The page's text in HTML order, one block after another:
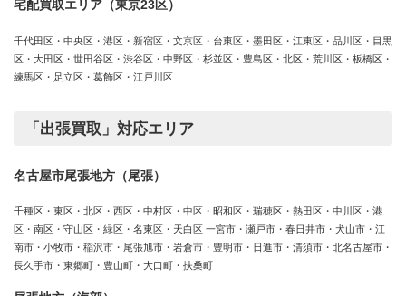
宅配買取エリア（東京23区）
千代田区・中央区・港区・新宿区・文京区・台東区・墨田区・江東区・品川区・目黒
区・大田区・世田谷区・渋谷区・中野区・杉並区・豊島区・北区・荒川区・板橋区・
練馬区・足立区・葛飾区・江戸川区
「出張買取」対応エリア
名古屋市尾張地方（尾張）
千種区・東区・北区・西区・中村区・中区・昭和区・瑞穂区・熱田区・中川区・港
区・南区・守山区・緑区・名東区・天白区 一宮市・瀬戸市・春日井市・犬山市・江
南市・小牧市・稲沢市・尾張旭市・岩倉市・豊明市・日進市・清須市・北名古屋市・
長久手市・東郷町・豊山町・大口町・扶桑町